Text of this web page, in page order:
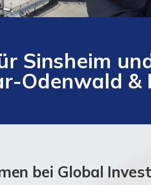
Sinsheim
Odenwald &
bei Global